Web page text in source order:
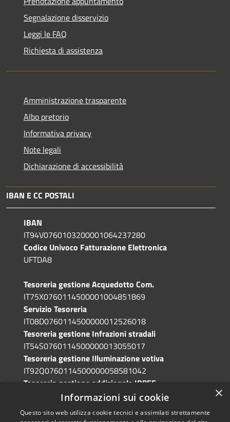
Segnalazione disservizio
Leggi le FAQ
Richiesta di assistenza
Amministrazione trasparente
Albo pretorio
Informativa privacy
Note legali
Dichiarazione di accessibilità
IBAN E CC POSTALI
IBAN
IT94V0760103200001064237280
Codice Univoco Fatturazione Elettronica
UFTDA8
Tesoreria gestione Acquedotto Com.
IT75X0760114500001004851869
Servizio Tesoreria
IT08D0760114500000012526018
Tesoreria gestione Infrazioni stradali
IT54S0760114500000013055017
Tesoreria gestione Illuminazione votiva
IT92Q0760114500000058581042
Tesoreria gestione addizionale IRPEF
IT71A0760114500000086341765
×
Informazioni sui cookie
Questo sito web utilizza cookie tecnici e assimilati strettamente